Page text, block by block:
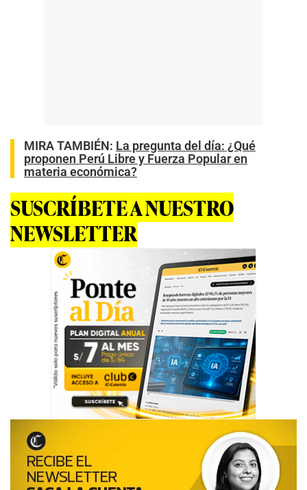
MIRA TAMBIÉN: La pregunta del día: ¿Qué
proponen Perú Libre y Fuerza Popular en
materia económica?
SUSCRÍBETE A NUESTRO
NEWSLETTER